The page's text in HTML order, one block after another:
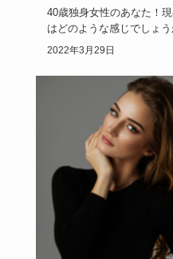
40歳独身女性のあなた！
はどのような感じでしょう
「もう自分は結婚できな
2022年3月29日